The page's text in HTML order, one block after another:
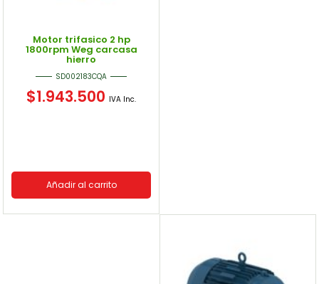
Motor trifasico 2 hp
1800rpm Weg carcasa
hierro
SD002183CQA
$1.943.500 IVA Inc.
Añadir al carrito